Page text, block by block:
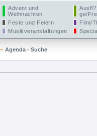
Advent und
Weihnachten
Ausfl?
ge/
Feste und Feiern
Film/
Musikveranstaltungen
Agenda - Suche